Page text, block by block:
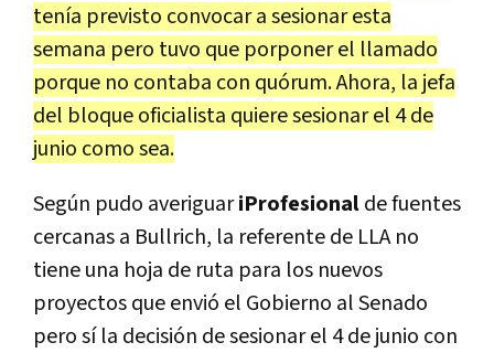
tenía previsto convocar a sesionar esta
semana pero tuvo que porponer el llamado
porque no contaba con quórum. Ahora, la jefa
del bloque oficialista quiere sesionar el 4 de
junio como sea.
Según pudo averiguariProfesionalde fuentes
cercanas a Bullrich, la referente de LLA no
tiene una hoja de ruta para los nuevos
proyectos que envió el Gobierno al Senado
pero sí la decisión de sesionar el 4 de junio con